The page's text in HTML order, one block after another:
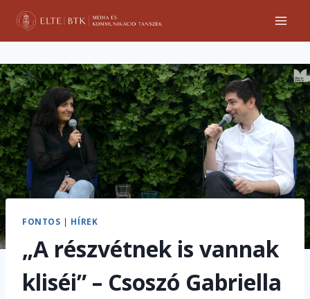
Skip
content
FONTOS | HÍREK
„A részvétnek is vannak
kliséi” – Csoszó Gabriella